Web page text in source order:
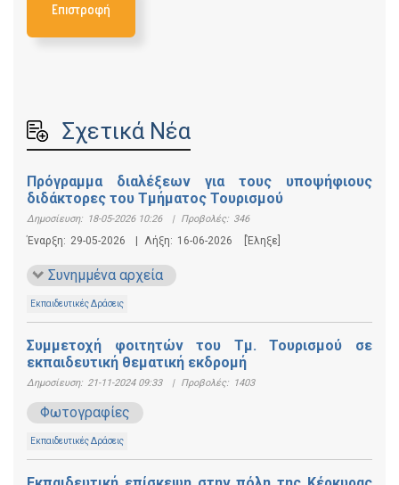
Επιστροφή
Σχετικά Νέα
Πρόγραμμα διαλέξεων για τους υποψήφιους
διδάκτορες του Τμήματος Τουρισμού
Δημοσίευση: 18-05-2026 10:26 | Προβολές: 346
Έναρξη: 29-05-2026 Λήξη: 16-06-2026 [Έληξε]
Συνημμένα αρχεία
Εκπαιδευτικές Δράσεις
Συμμετοχή φοιτητών του Τμ. Τουρισμού σε
εκπαιδευτική θεματική εκδρομή
Δημοσίευση: 21-11-2024 09:33 | Προβολές: 1403
Φωτογραφίες
Εκπαιδευτικές Δράσεις